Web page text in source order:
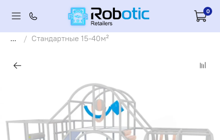
0
... Стандартные 15-40м²